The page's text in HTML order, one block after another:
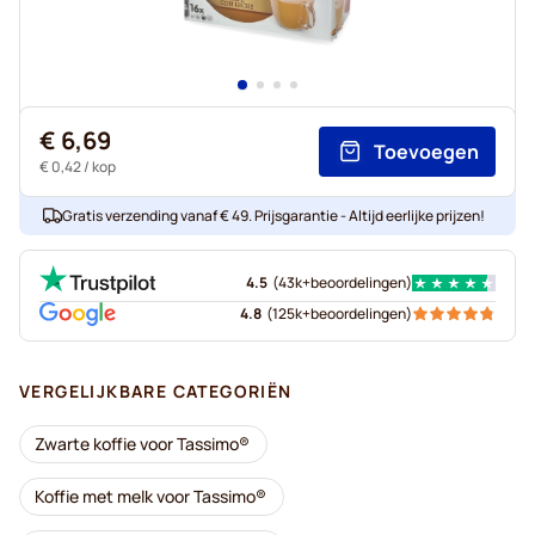
€ 6,69
€ 0,42/ kop
Toevoegen
Gratis verzending vanaf € 49. Prijsgarantie - Altijd eerlijke prijzen!
4.5 (43k+beoordelingen)
4.8 (125k+beoordelingen)
VERGELIJKBARE CATEGORIËN
Zwarte koffie voor Tassimo®
Koffie met melk voor Tassimo®